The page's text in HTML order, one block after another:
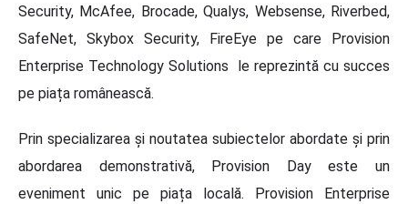
Security, McAfee, Brocade, Qualys, Websense, Riverbed,
SafeNet, Skybox Security, FireEye pe care Provision
Enterprise Technology Solutions le reprezintă cu succes
pe piața românească.
Prin specializarea și noutatea subiectelor abordate și prin
abordarea demonstrativă, Provision Day este un
eveniment unic pe piața locală. Provision Enterprise